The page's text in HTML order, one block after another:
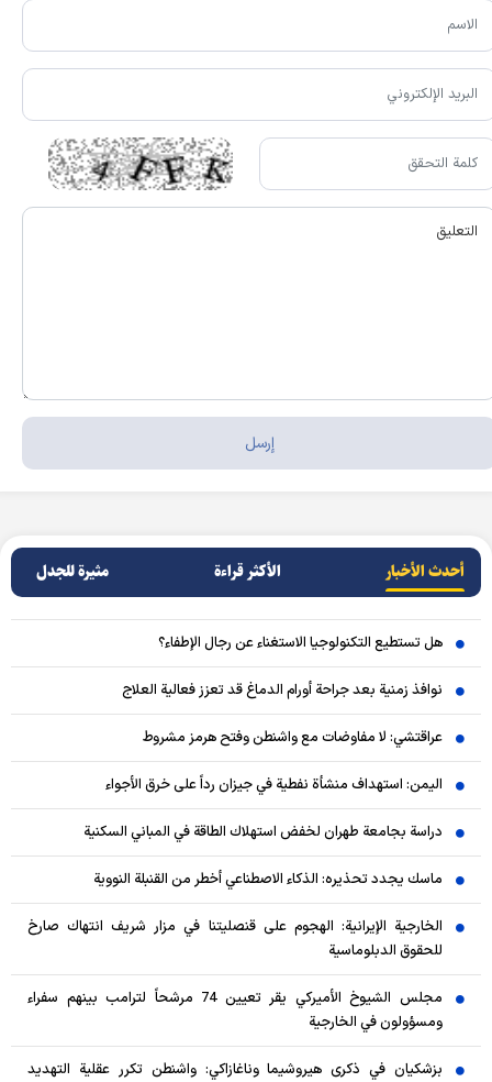
أحدث الأخبار الأکثر قراءة مثيرة للجدل
هل تستطيع التكنولوجيا الاستغناء عن رجال الإطفاء؟
نوافذ زمنية بعد جراحة أورام الدماغ قد تعزز فعالية العلاج
عراقتشي: لا مفاوضات مع واشنطن وفتح هرمز مشروط
اليمن: استهداف منشأة نفطية في جيزان رداً على خرق الأجواء
دراسة بجامعة طهران لخفض استهلاك الطاقة في المباني السكنية
ماسك يجدد تحذيره: الذكاء الاصطناعي أخطر من القنبلة النووية
الخارجية الإيرانية: الهجوم على قنصليتنا في مزار شريف انتهاك صارخ
للحقوق الدبلوماسية
مجلس الشيوخ الأميركي يقر تعيين 74 مرشحاً لترامب بينهم سفراء
ومسؤولون في الخارجية
بزشكيان في ذكرى هيروشيما وناغازاكي: واشنطن تكرر عقلية التهديد